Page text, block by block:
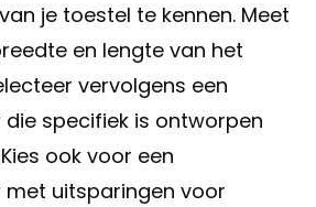
je toestel te kennen. Meet
en lengte van het
vervolgens een
specifiek is ontworpen
ook voor een
uitsparingen voor